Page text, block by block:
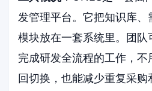
发管理平台。它把知识库
模块放在一套系统里。团队
完成研发全流程的工作，
回切换，也能减少重复采购